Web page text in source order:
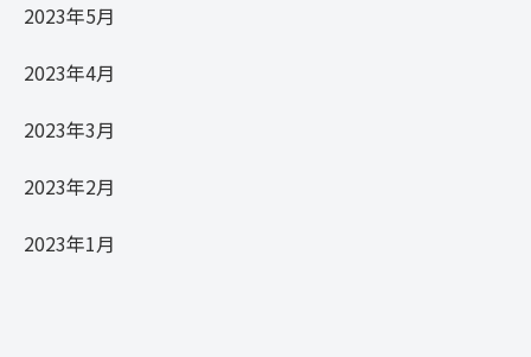
2023年5月
2023年4月
2023年3月
2023年2月
2023年1月